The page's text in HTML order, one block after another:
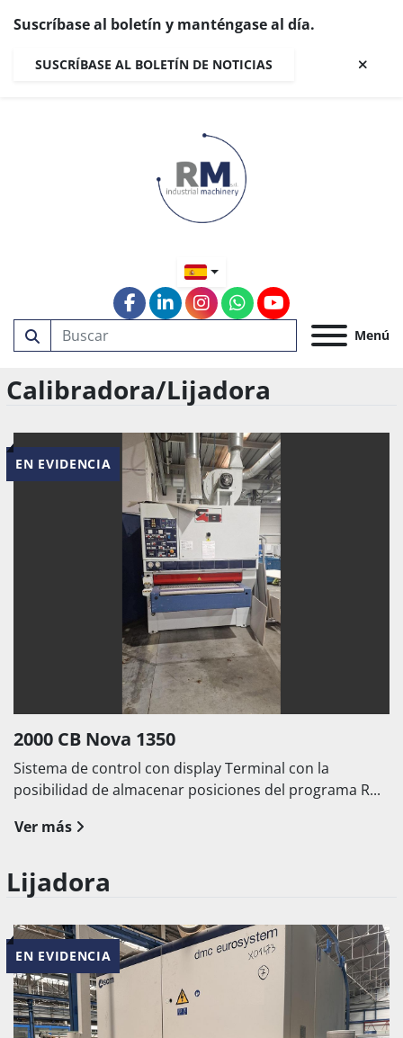
Suscríbase al boletín y manténgase al día.
SUSCRÍBASE AL BOLETÍN DE NOTICIAS
Menú
facebook
linkedininstagram
whatsapp
youtube
Calibradora/Lijadora
EN EVIDENCIA
2000 CB Nova 1350
Sistema de control con display Terminal con la
posibilidad de almacenar posiciones del programa R...
Ver más
Lijadora
EN EVIDENCIA